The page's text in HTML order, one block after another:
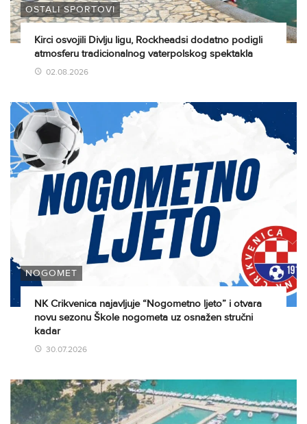
OSTALI SPORTOVI
Kirci osvojili Divlju ligu, Rockheadsi dodatno podigli
atmosferu tradicionalnog vaterpolskog spektakla
02.08.2026
NOGOMET
NK Crikvenica najavljuje “Nogometno ljeto” i otvara
novu sezonu Škole nogometa uz osnažen stručni
kadar
30.07.2026